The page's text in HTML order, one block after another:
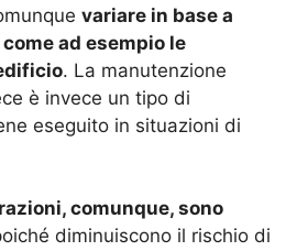
variare in base a
ad esempio le
. La manutenzione
è invece un tipo di
eseguito in situazioni di
comunque, sono
diminuiscono il rischio di